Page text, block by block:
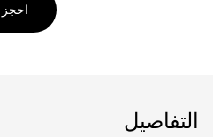
احجز
التفاصيل